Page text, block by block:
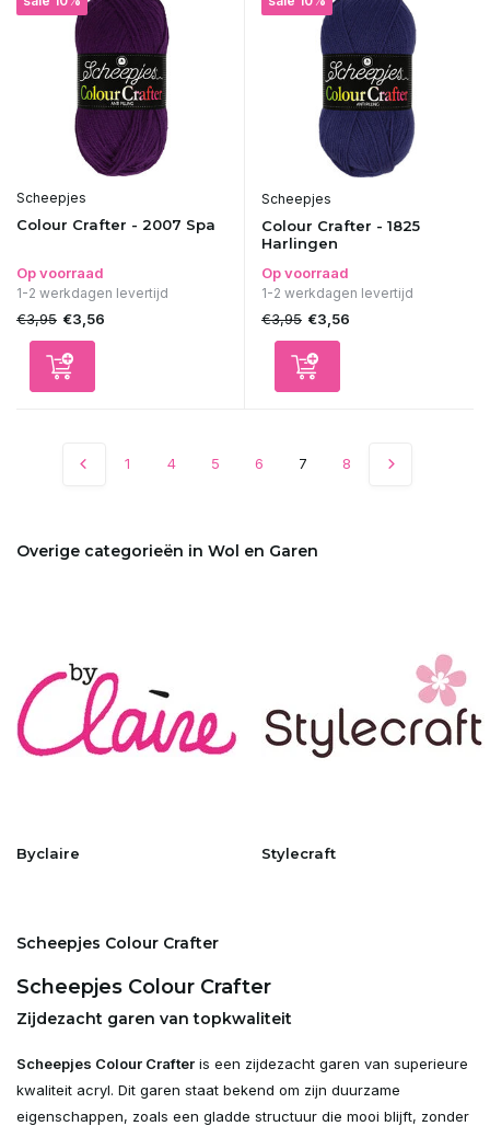
Scheepjes
Colour Crafter - 2007 Spa
Op voorraad
1-2 werkdagen levertijd
€3,95 €3,56
Scheepjes
Colour Crafter - 1825
Harlingen
Op voorraad
1-2 werkdagen levertijd
€3,95 €3,56
1 4 5 6 7 8
Overige categorieën in Wol en Garen
Byclaire Stylecraft
Scheepjes Colour Crafter
Scheepjes Colour Crafter
Zijdezacht garen van topkwaliteit
Scheepjes Colour Crafter is een zijdezacht garen van superieure
kwaliteit acryl. Dit garen staat bekend om zijn duurzame
eigenschappen, zoals een gladde structuur die mooi blijft, zonder